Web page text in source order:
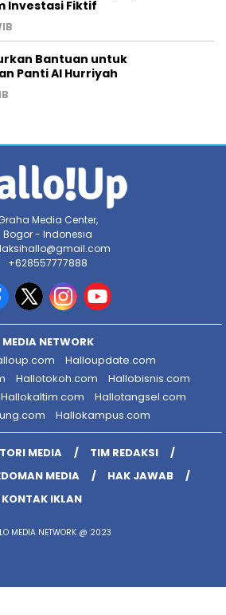
Investasi Fiktif
Bantuan untuk
Panti Al Hurriyah
Media Center,
Bogor - Indonesia
+628557777888
MEDIA NETWORK
Halloupdate.com
Hallotokoh.com
Hallobisnis.com
Hallokaltim.com
Hallotangsel.com
Hallokampus.com
MEDIA
TIM REDAKSI
MEDIA
HAK JAWAB
KONTAK IKLAN
MEDIA NETWORK @ 2023